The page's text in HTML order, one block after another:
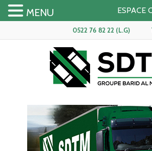
0522 76 82 22 (L.G)
ESPACE
MENU